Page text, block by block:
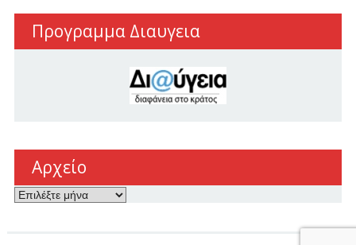
Προγραμμα Διαυγεια
Αρχείο
Αρχείο